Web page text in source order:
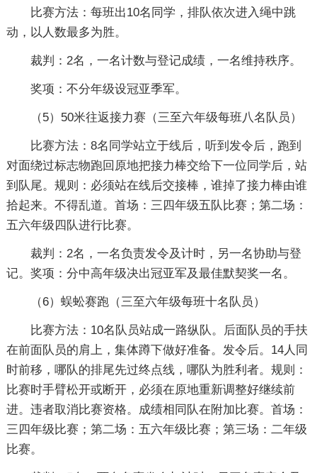
比赛方法：每班出10名同学，排队依次进入绳中跳
动，以人数最多为胜。
裁判：2名，一名计数与登记成绩，一名维持秩序。
奖项：不分年级设冠亚季军。
（5）50米往返接力赛（三至六年级每班八名队员）
比赛方法：8名同学站立于线后，听到发令后，跑到
对面绕过标志物跑回原地把接力棒交给下一位同学后，站
到队尾。规则：必须站在线后交接棒，谁掉了接力棒由谁
拾起来。不得乱道。首场：三四年级五队比赛；第二场：
五六年级四队进行比赛。
裁判：2名，一名负责发令及计时，另一名协助与登
记。奖项：分中高年级决出冠亚军及最佳默契奖一名。
（6）蜈蚣赛跑（三至六年级每班十名队员）
比赛方法：10名队员站成一路纵队。后面队员的手扶
在前面队员的肩上，集体蹲下做好准备。发令后。14人同
时前移，哪队的排尾先过终点线，哪队为胜利者。规则：
比赛时手臂松开或断开，必须在原地重新调整好继续前
进。违者取消比赛资格。成绩相同队在附加比赛。首场：
三四年级比赛；第二场：五六年级比赛；第三场：二年级
比赛。